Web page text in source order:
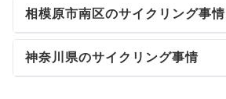
相模原市南区のサイクリング事情
神奈川県のサイクリング事情